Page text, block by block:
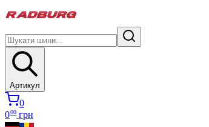
Артикул
0
000 грн